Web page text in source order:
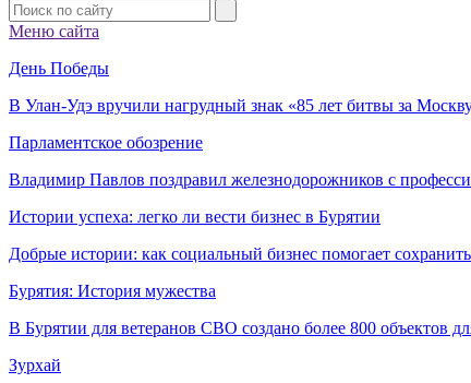
Меню сайта
День Победы
В Улан-Удэ вручили нагрудный знак «85 лет битвы за
Парламентское обозрение
Владимир Павлов поздравил железнодорожников с
Истории успеха: легко ли вести бизнес в Бурятии
Добрые истории: как социальный бизнес помогает
Бурятия: История мужества
В Бурятии для ветеранов СВО создано более 800 объектов
Зурхай